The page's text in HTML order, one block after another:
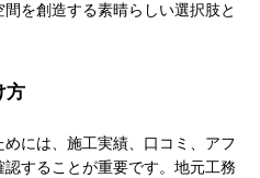
を創造する素晴らしい選択肢と
方
には、施工実績、口コミ、アフ
することが重要です。地元工務